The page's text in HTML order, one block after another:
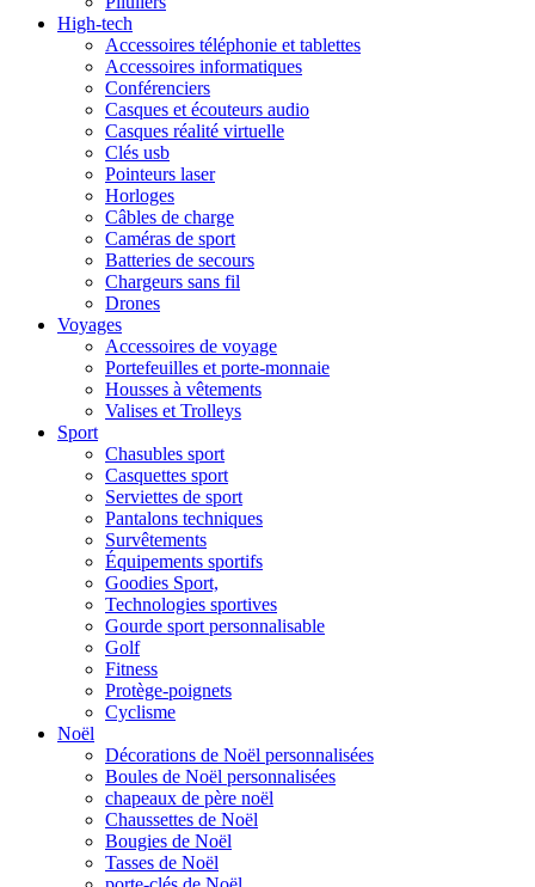
High-tech
Accessoires téléphonie et tablettes
Accessoires informatiques
Conférenciers
Casques et écouteurs audio
Casques réalité virtuelle
Clés usb
Pointeurs laser
Horloges
Câbles de charge
Caméras de sport
Batteries de secours
Chargeurs sans fil
Drones
Voyages
Accessoires de voyage
Portefeuilles et porte-monnaie
Housses à vêtements
Valises et Trolleys
Sport
Chasubles sport
Casquettes sport
Serviettes de sport
Pantalons techniques
Survêtements
Équipements sportifs
Goodies Sport,
Technologies sportives
Gourde sport personnalisable
Golf
Fitness
Protège-poignets
Cyclisme
Noël
Décorations de Noël personnalisées
Boules de Noël personnalisées
chapeaux de père noël
Chaussettes de Noël
Bougies de Noël
Tasses de Noël